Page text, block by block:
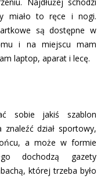
Najdłużej schodzi
miało to ręce i nogi.
są dostępne w
i na miejscu mam
laptop, aparat i lecę.
sobie jakiś szablon
dział sportowy,
a może w formie
dochodzą gazety
której trzeba było